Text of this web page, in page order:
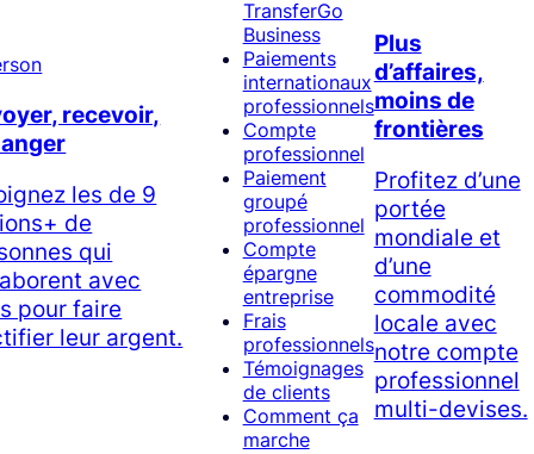
recevoir,
les de 9
de
qui
avec
pour faire
leur argent.
TransferGo
Business
Paiements
internationaux
professionnels
Compte
professionnel
Paiement
groupé
professionnel
Compte
épargne
entreprise
Frais
professionnels
Témoignages
de clients
Comment ça
marche
Plus
d’affaires,
moins de
frontières
Profitez d’une
portée
mondiale et
d’une
commodité
locale avec
notre compte
professionnel
multi-devises.